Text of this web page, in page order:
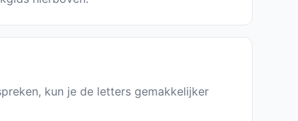
kun je de letters gemakkelijker